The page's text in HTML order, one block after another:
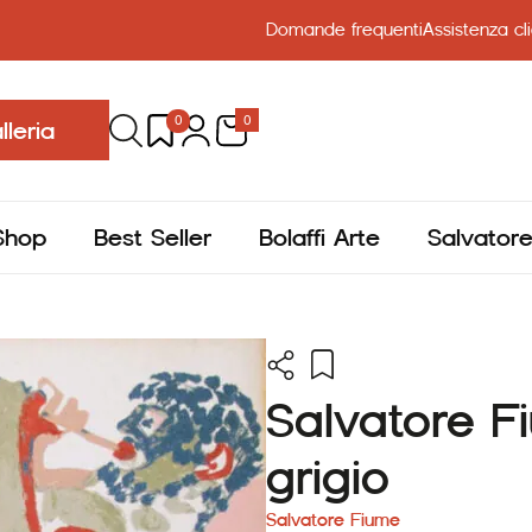
Domande frequentiAssistenza
0 0
Best Seller Bolaffi Arte
Salvatore
grigio
Salvatore Fiume